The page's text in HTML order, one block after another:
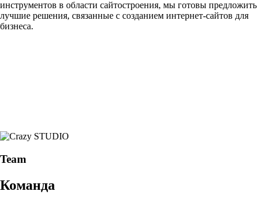
инструментов в области сайтостроения, мы готовы предложить
лучшие решения, связанные с созданием интернет-сайтов для
бизнеса.
Team
Команда